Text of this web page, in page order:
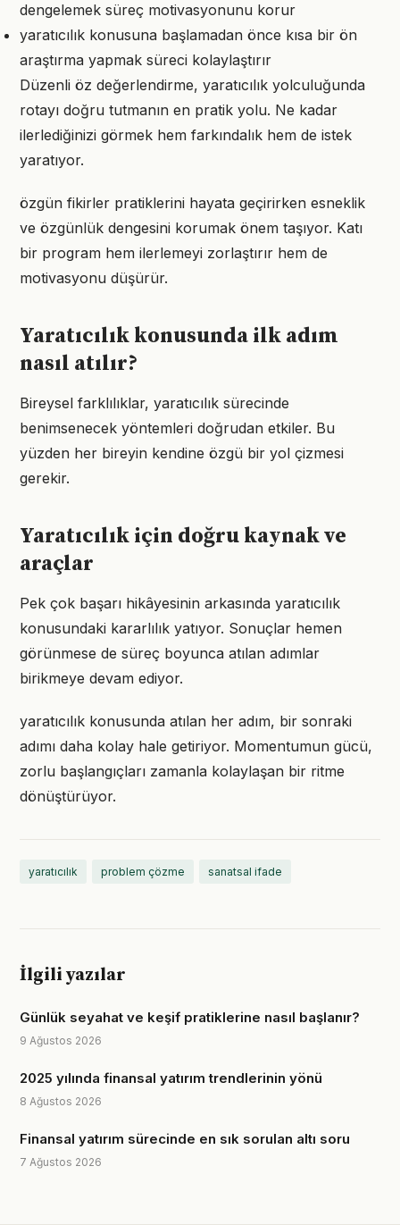
dengelemek süreç motivasyonunu korur
yaratıcılık konusuna başlamadan önce kısa bir ön
araştırma yapmak süreci kolaylaştırır
Düzenli öz değerlendirme, yaratıcılık yolculuğunda
rotayı doğru tutmanın en pratik yolu. Ne kadar
ilerlediğinizi görmek hem farkındalık hem de istek
yaratıyor.
özgün fikirler pratiklerini hayata geçirirken esneklik
ve özgünlük dengesini korumak önem taşıyor. Katı
bir program hem ilerlemeyi zorlaştırır hem de
motivasyonu düşürür.
Yaratıcılık konusunda ilk adım
nasıl atılır?
Bireysel farklılıklar, yaratıcılık sürecinde
benimsenecek yöntemleri doğrudan etkiler. Bu
yüzden her bireyin kendine özgü bir yol çizmesi
gerekir.
Yaratıcılık için doğru kaynak ve
araçlar
Pek çok başarı hikâyesinin arkasında yaratıcılık
konusundaki kararlılık yatıyor. Sonuçlar hemen
görünmese de süreç boyunca atılan adımlar
birikmeye devam ediyor.
yaratıcılık konusunda atılan her adım, bir sonraki
adımı daha kolay hale getiriyor. Momentumun gücü,
zorlu başlangıçları zamanla kolaylaşan bir ritme
dönüştürüyor.
yaratıcılık problem çözme sanatsal ifade
İlgili yazılar
Günlük seyahat ve keşif pratiklerine nasıl başlanır?
9 Ağustos 2026
2025 yılında finansal yatırım trendlerinin yönü
8 Ağustos 2026
Finansal yatırım sürecinde en sık sorulan altı soru
7 Ağustos 2026